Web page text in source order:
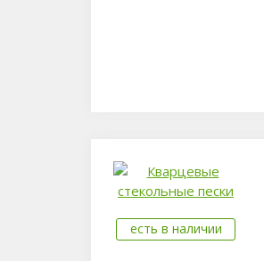
есть в наличии